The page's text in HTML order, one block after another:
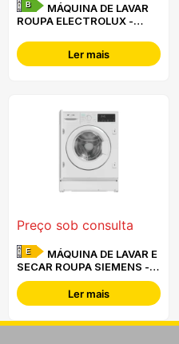
B
ROUPA ELECTROLUX -
Ler mais
Preço sob consulta
E
SECAR ROUPA SIEMENS -
WK14D490ES -
Ler mais